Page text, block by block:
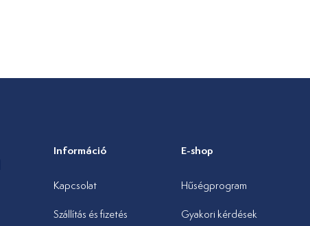
Információ
Kapcsolat
Szállítás és fizetés
E-shop
Hűségprogram
Gyakori kérdések